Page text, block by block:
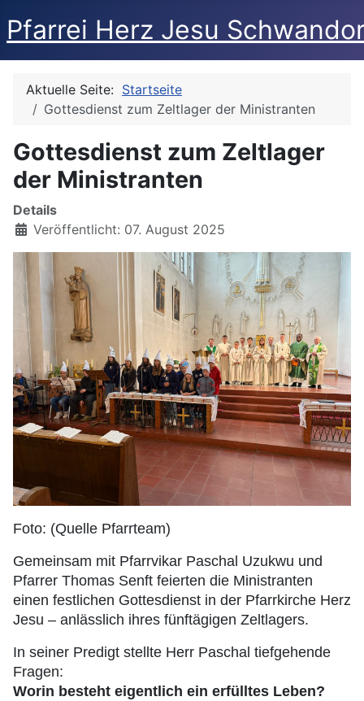
Pfarrei Herz Jesu
Aktuelle Seite: Startseite
Gottesdienst zum Zeltlager der Ministranten
Gottesdienst zum Zeltlager
der Ministranten
Details
Veröffentlicht: 07. August 2025
Foto: (Quelle Pfarrteam)
Gemeinsam mit Pfarrvikar Paschal Uzukwu und
Pfarrer Thomas Senft feierten die Ministranten
einen festlichen Gottesdienst in der Pfarrkirche Herz
Jesu – anlässlich ihres fünftägigen Zeltlagers.
In seiner Predigt stellte Herr Paschal tiefgehende
Fragen:
Worin besteht eigentlich ein erfülltes Leben?